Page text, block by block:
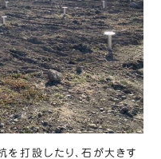
を打設したり、石が大きす